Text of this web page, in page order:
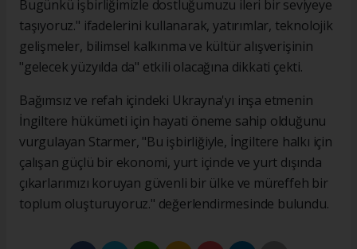
Bugünkü işbirliğimizle dostluğumuzu ileri bir seviyeye
taşıyoruz." ifadelerini kullanarak, yatırımlar, teknolojik
gelişmeler, bilimsel kalkınma ve kültür alışverişinin
"gelecek yüzyılda da" etkili olacağına dikkati çekti.
Bağımsız ve refah içindeki Ukrayna'yı inşa etmenin
İngiltere hükümeti için hayati öneme sahip olduğunu
vurgulayan Starmer, "Bu işbirliğiyle, İngiltere halkı için
çalışan güçlü bir ekonomi, yurt içinde ve yurt dışında
çıkarlarımızı koruyan güvenli bir ülke ve müreffeh bir
toplum oluşturuyoruz." değerlendirmesinde bulundu.